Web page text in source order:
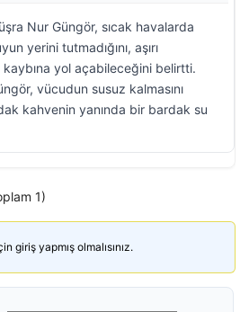
Nur Güngör, sıcak havalarda
yerini tutmadığını, aşırı
kaybına yol açabileceğini belirtti.
vücudun susuz kalmasını
kahvenin yanında bir bardak su
1)
giriş yapmış olmalısınız.